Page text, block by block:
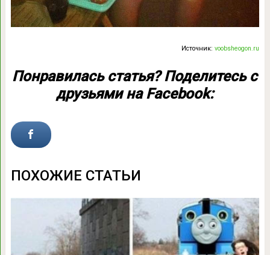
Источник:voobsheogon.ru
Понравилась статья? Поделитесь с
друзьями на Facebook:
ПОХОЖИЕ СТАТЬИ